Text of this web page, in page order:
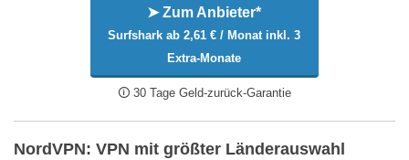
➤ Zum Anbieter*
Surfshark ab 2,61 € / Monat inkl. 3
Extra-Monate
🛈 30 Tage Geld-zurück-Garantie
NordVPN: VPN mit größter Länderauswahl